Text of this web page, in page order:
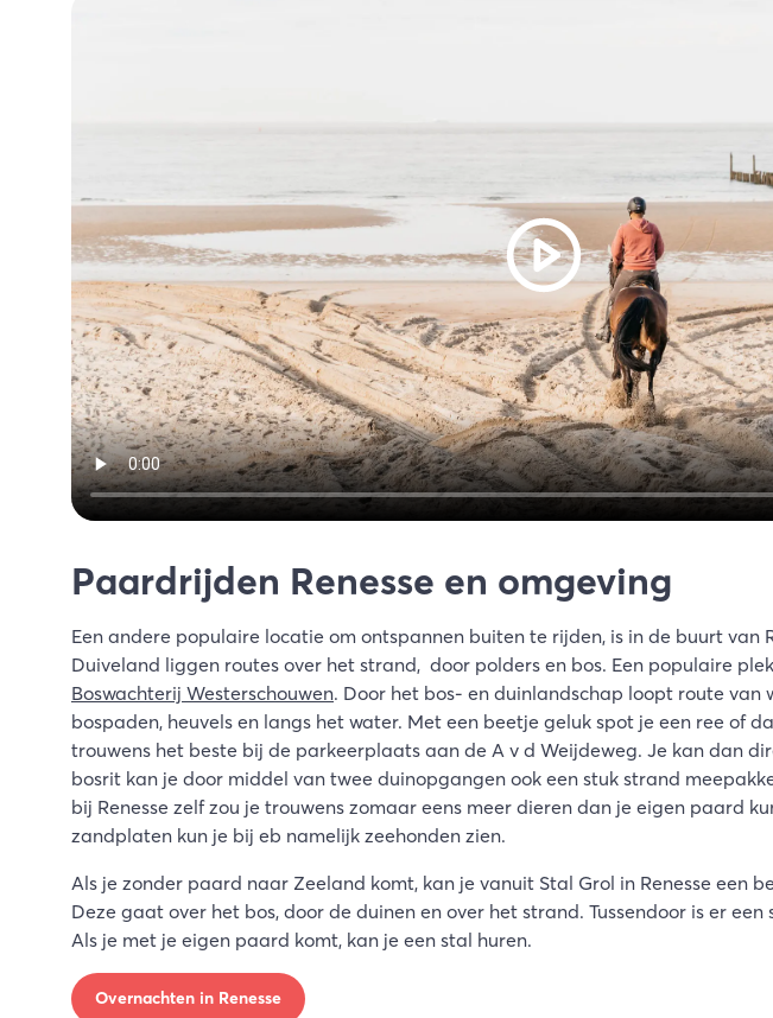
Paardrijden Renesse en omgeving
Een andere populaire locatie om ontspannen buiten te rijden, is in de buurt van
Duiveland liggen routes over het strand, door polders en bos. Een populaire
Boswachterij Westerschouwen. Door het bos- en duinlandschap loopt route van
bospaden, heuvels en langs het water. Met een beetje geluk spot je een ree of
trouwens het beste bij de parkeerplaats aan de A v d Weijdeweg. Je kan dan
bosrit kan je door middel van twee duinopgangen ook een stuk strand
bij Renesse zelf zou je trouwens zomaar eens meer dieren dan je eigen paard
zandplaten kun je bij eb namelijk zeehonden zien.
Als je zonder paard naar Zeeland komt, kan je vanuit Stal Grol in Renesse een
Deze gaat over het bos, door de duinen en over het strand. Tussendoor is er
Als je met je eigen paard komt, kan je een stal huren.
Overnachten in Renesse